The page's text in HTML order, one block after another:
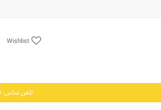
Wishlist
تلفن تماس: 749 44 666 - 748 44 666 -021